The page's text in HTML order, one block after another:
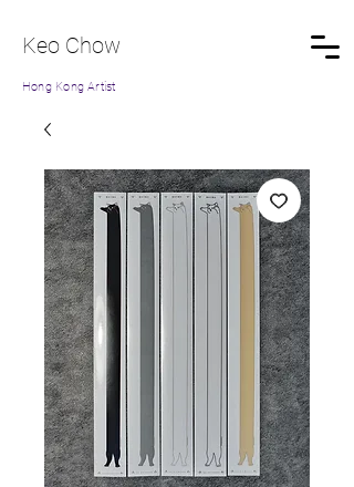
Keo Chow
Hong Kong Artist